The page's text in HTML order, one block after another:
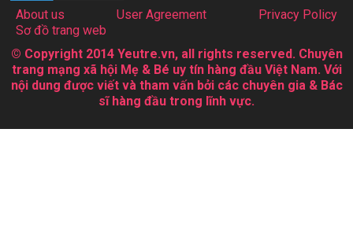
About us User Agreement
Privacy Policy
Sơ đồ trang web
© Copyright 2014 Yeutre.vn, all rights reserved. Chuyên
trang mạng xã hội Mẹ & Bé uy tín hàng đầu Việt Nam. Với
nội dung được viết và tham vấn bởi các chuyên gia & Bác
sĩ hàng đầu trong lĩnh vực.